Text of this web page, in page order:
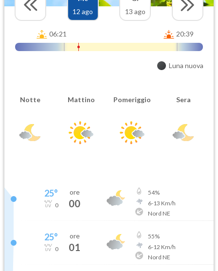
12 ago
13 ago
06:21 20:39
Luna nuova
Notte Mattino Pomeriggio Sera
25°
0
ore
00
54%
6-13 Km/h
Nord NE
25°
0
ore
01
55%
6-12 Km/h
Nord NE